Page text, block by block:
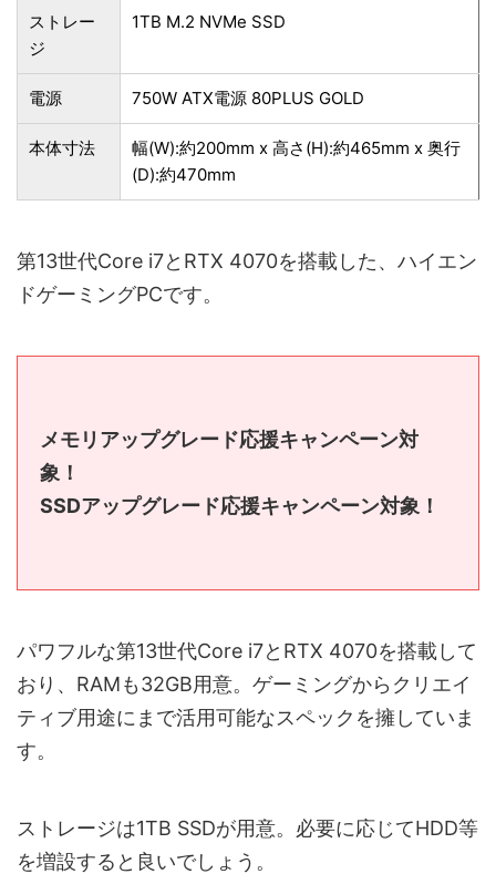
ストレー
ジ
1TB M.2 NVMe SSD
電源 750W ATX電源 80PLUS GOLD
本体寸法
幅(W):約200mm x 高さ(H):約465mm x 奥行
(D):約470mm
第13世代Core i7とRTX 4070を搭載した、ハイエン
ドゲーミングPCです。
メモリアップグレード応援キャンペーン対
象！
SSDアップグレード応援キャンペーン対象！
パワフルな第13世代Core i7とRTX 4070を搭載して
おり、RAMも32GB用意。ゲーミングからクリエイ
ティブ用途にまで活用可能なスペックを擁していま
す。
ストレージは1TB SSDが用意。必要に応じてHDD等
を増設すると良いでしょう。